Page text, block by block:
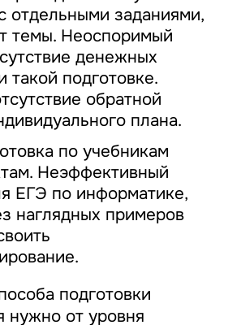
отдельными заданиями,
темы. Неоспоримый
денежных
такой подготовке.
обратной
плана.
по учебникам
Неэффективный
ЕГЭ по информатике,
наглядных примеров
подготовки
нужно от уровня